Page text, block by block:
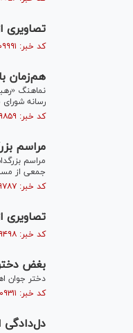
تصاویری
کد خبر: ۴۹۰۹۹۹۱ تاریخ انتشار : ۱۴۰۵/۰۵/۰۴
هم‌زمان
رسانه
کد خبر: ۴۹۰۹۸۵۹ تاریخ انتشار : ۱۴۰۵/۰۵/۰۳
مراسم
مراسم
جمعی از مسئولان و
کد خبر: ۴۹۰۹۷۸۷ تاریخ انتشار : ۱۴۰۵/۰۵/۰۲
تصاویری
کد خبر: ۴۹۰۹۴۹۸ تاریخ انتشار : ۱۴۰۵/۰۴/۳۱
بغض
دختر جوان
کد خبر: ۴۹۰۹۳۱۱ تاریخ انتشار : ۱۴۰۵/۰۴/۳۰
دل‌دادگی